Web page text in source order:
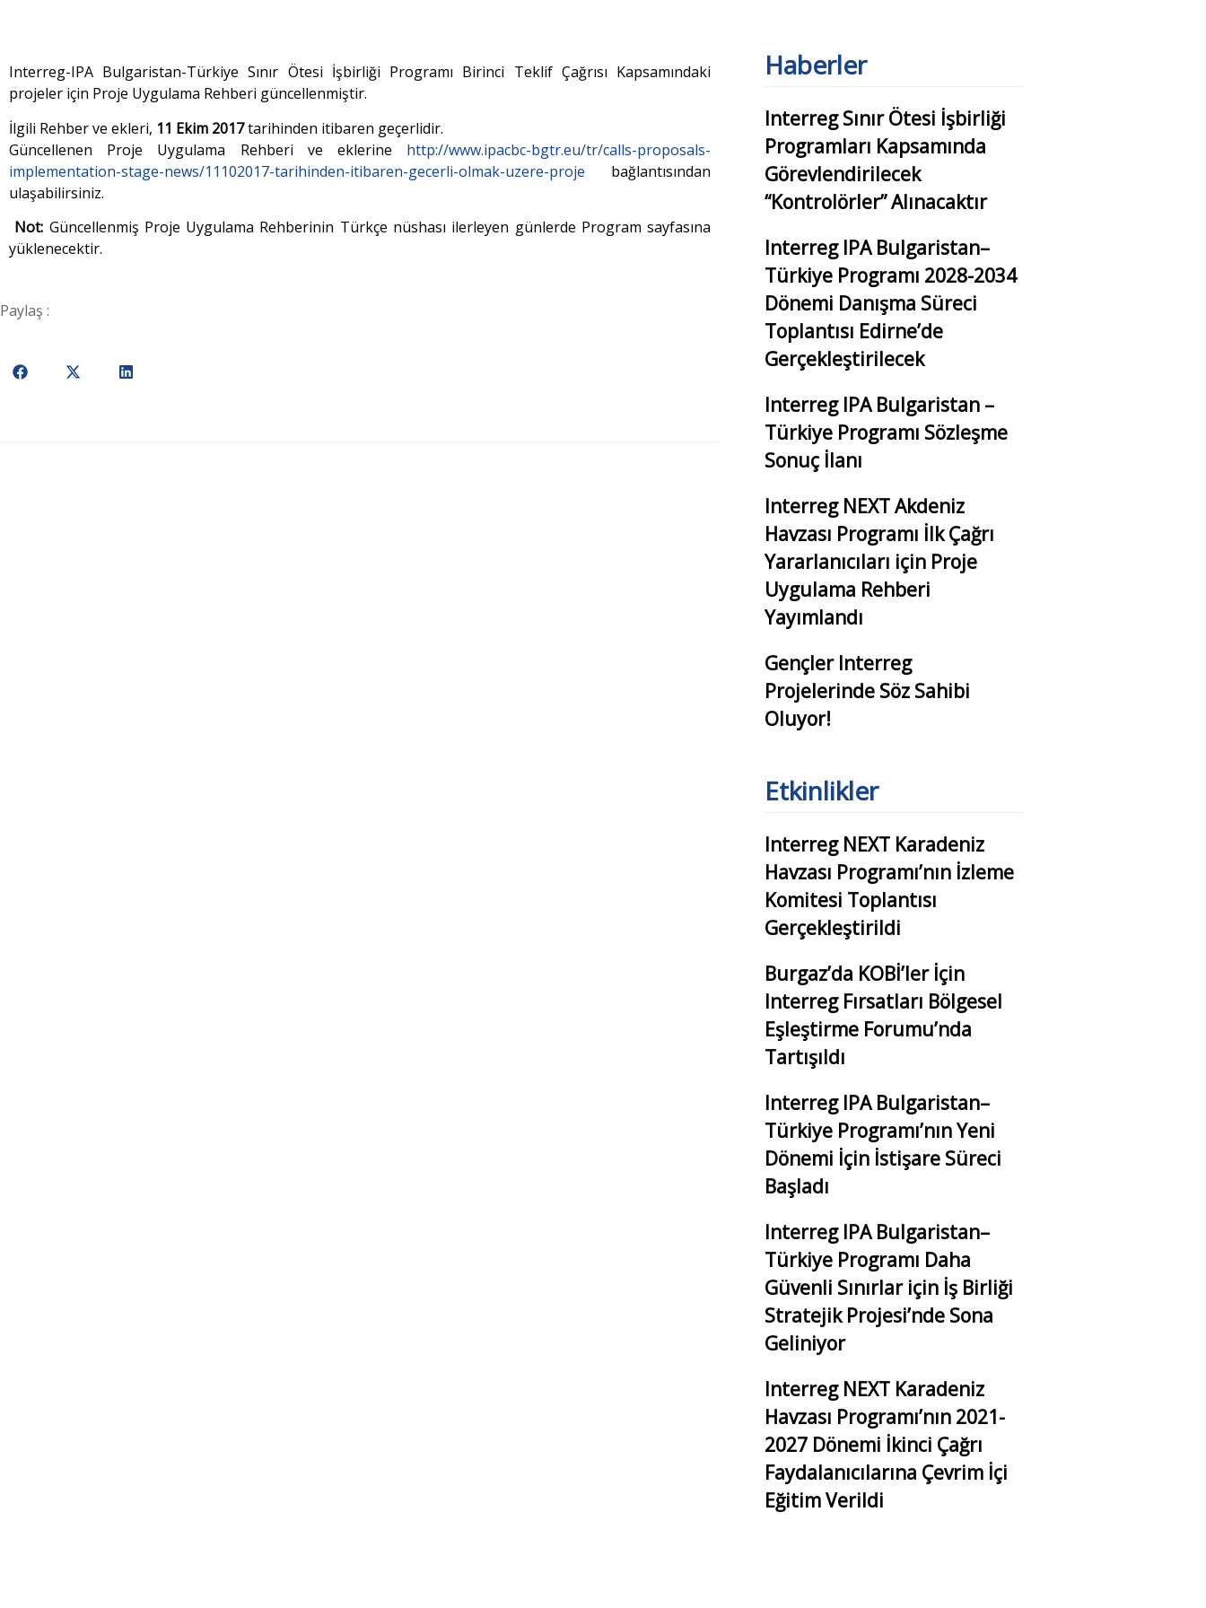
Interreg-IPA Bulgaristan-Türkiye Sınır Ötesi İşbirliği Programı Birinci Teklif Çağrısı Kapsamındaki
projeler için Proje Uygulama Rehberi güncellenmiştir.
İlgili Rehber ve ekleri, 11 Ekim 2017tarihinden itibaren geçerlidir.
Güncellenen Proje Uygulama Rehberi ve eklerine http://www.ipacbc-bgtr.eu/tr/calls-proposals-
implementation-stage-news/11102017-tarihinden-itibaren-gecerli-olmak-uzere-proje bağlantısından
ulaşabilirsiniz.
Not: Güncellenmiş Proje Uygulama Rehberinin Türkçe nüshası ilerleyen günlerde Program sayfasına
yüklenecektir.
Paylaş :
Haberler
Interreg Sınır Ötesi İşbirliği
Programları Kapsamında
Görevlendirilecek
“Kontrolörler” Alınacaktır
Interreg IPA Bulgaristan–
Türkiye Programı 2028-2034
Dönemi Danışma Süreci
Toplantısı Edirne’de
Gerçekleştirilecek
Interreg IPA Bulgaristan –
Türkiye Programı Sözleşme
Sonuç İlanı
Interreg NEXT Akdeniz
Havzası Programı İlk Çağrı
Yararlanıcıları için Proje
Uygulama Rehberi
Yayımlandı
Gençler Interreg
Projelerinde Söz Sahibi
Oluyor!
Etkinlikler
Interreg NEXT Karadeniz
Havzası Programı’nın İzleme
Komitesi Toplantısı
Gerçekleştirildi
Burgaz’da KOBİ’ler İçin
Interreg Fırsatları Bölgesel
Eşleştirme Forumu’nda
Tartışıldı
Interreg IPA Bulgaristan–
Türkiye Programı’nın Yeni
Dönemi İçin İstişare Süreci
Başladı
Interreg IPA Bulgaristan–
Türkiye Programı Daha
Güvenli Sınırlar için İş Birliği
Stratejik Projesi’nde Sona
Geliniyor
Interreg NEXT Karadeniz
Havzası Programı’nın 2021-
2027 Dönemi İkinci Çağrı
Faydalanıcılarına Çevrim İçi
Eğitim Verildi